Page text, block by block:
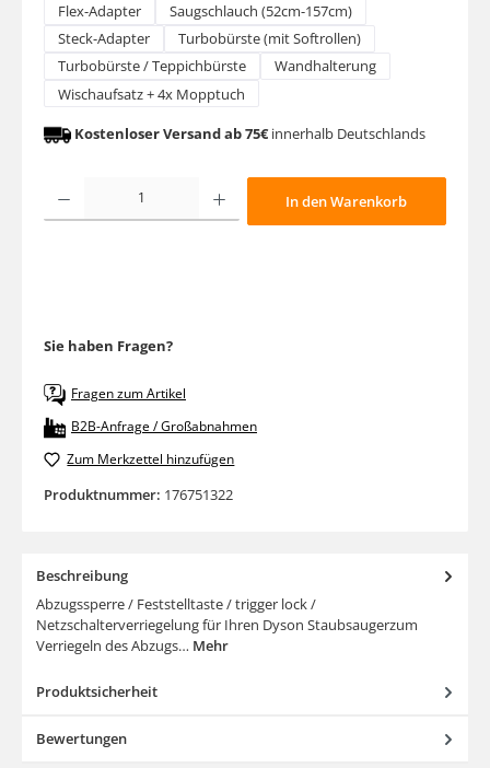
Flex-Adapter
Saugschlauch (52cm-157cm)
Steck-Adapter
Turbobürste (mit Softrollen)
Turbobürste / Teppichbürste
Wandhalterung
Wischaufsatz + 4x Mopptuch
Kostenloser Versand ab 75€innerhalb Deutschlands
Produkt Anzahl: Gib den gewünschten Wert ein oder benutze die
In den Warenkorb
Sie haben Fragen?
Fragen zum Artikel
B2B-Anfrage / Großabnahmen
Zum Merkzettel hinzufügen
Produktnummer: 176751322
Beschreibung
Abzugssperre / Feststelltaste / trigger lock /
Netzschalterverriegelung für Ihren Dyson Staubsaugerzum
Verriegeln des Abzugs… Mehr
Produktsicherheit
Bewertungen